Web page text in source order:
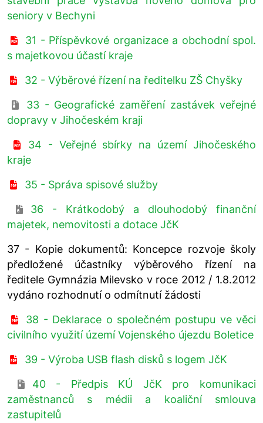
seniory v Bechyni
31 - Příspěvkové organizace a obchodní spol.
s majetkovou účastí kraje
32 - Výběrové řízení na ředitelku ZŠ Chyšky
33 - Geografické zaměření zastávek veřejné
dopravy v Jihočeském kraji
34 - Veřejné sbírky na území Jihočeského
kraje
35 - Správa spisové služby
36 - Krátkodobý a dlouhodobý finanční
majetek, nemovitosti a dotace JčK
37 - Kopie dokumentů: Koncepce rozvoje školy
předložené účastníky výběrového řízení na
ředitele Gymnázia Milevsko v roce 2012 / 1.8.2012
vydáno rozhodnutí o odmítnutí žádosti
38 - Deklarace o společném postupu ve věci
civilního využití území Vojenského újezdu Boletice
39 - Výroba USB flash disků s logem JčK
40 - Předpis KÚ JčK pro komunikaci
zaměstnanců s médii a koaliční smlouva
zastupitelů